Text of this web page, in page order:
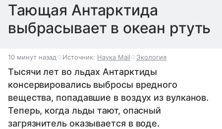
Тающая Антарктида
выбрасывает в океан ртуть
10 минут назад Источник: Наука Mail Экология
Тысячи лет во льдах Антарктиды
консервировались выбросы вредного
вещества, попадавшие в воздух из вулканов.
Теперь, когда льды тают, опасный
загрязнитель оказывается в воде.